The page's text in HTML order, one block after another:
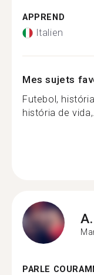
APPREND
Italien
Mes sujets
Futebol,
história de
A.
PARLE